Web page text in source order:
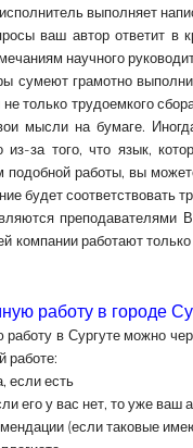
выполняет
ваш автор ответит в
научного
сумеют грамотно
только трудоемкого
мысли на бумаге.
из-за того, что язык,
подобной работы, вы
будет соответствовать
преподавателями
компании работают
работу в городе
работу в Сургутеможно
работе:
если есть
его у вас нет, то уже ваш
(если таковые